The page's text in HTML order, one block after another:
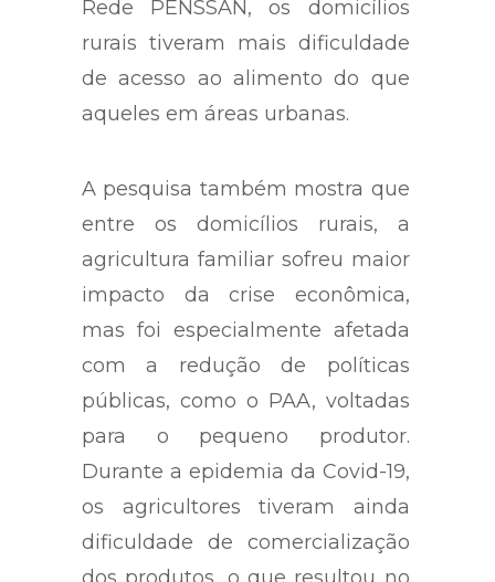
Rede PENSSAN, os domicílios
rurais tiveram mais dificuldade
de acesso ao alimento do que
aqueles em áreas urbanas.
A pesquisa também mostra que
entre os domicílios rurais, a
agricultura familiar sofreu maior
impacto da crise econômica,
mas foi especialmente afetada
com a redução de políticas
públicas, como o PAA, voltadas
para o pequeno produtor.
Durante a epidemia da Covid-19,
os agricultores tiveram ainda
dificuldade de comercialização